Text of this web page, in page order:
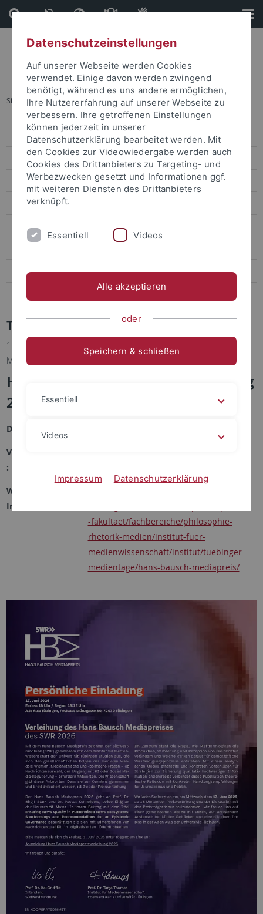
Direkt
zum
Inhalt
Direkt
zur
Fußleiste
Sie sind hier: Startseite ... Veranstaltungskalender
Veranstaltungen
Veranstaltungskalender
Kongresse und Tagungen
Aktuelle Ausstellungen
Merchandise
Universitäres Wohlbefinden
Termindetails
17.06.2026 | Philosophische Fakultät, Institut für
Medienwissenschaft und der SWR
Hans Bausch Mediapreisverleihung
2026
Datum :
Veranstaltungsort
:
Weiterführende
Informationen :
-fakultaet/fachbereiche/philosophie-
rhetorik-medien/institut-fuer-
medienwissenschaft/institut/tuebinger-
medientage/hans-bausch-mediapreis/
Datenschutzeinstellungen
Auf unserer Webseite werden Cookies
verwendet. Einige davon werden zwingend
benötigt, während es uns andere ermöglichen,
Ihre Nutzererfahrung auf unserer Webseite zu
verbessern. Ihre getroffenen Einstellungen
können jederzeit in unserer
Datenschutzerklärung bearbeitet werden. Mit
den Cookies zur Videowiedergabe werden auch
Cookies des Drittanbieters zu Targeting- und
Werbezwecken gesetzt und Informationen ggf.
mit weiteren Diensten des Drittanbieters
verknüpft.
Essentiell Videos
Alle akzeptieren
oder
Speichern & schließen
Essentiell
Videos
Impressum Datenschutzerklärung